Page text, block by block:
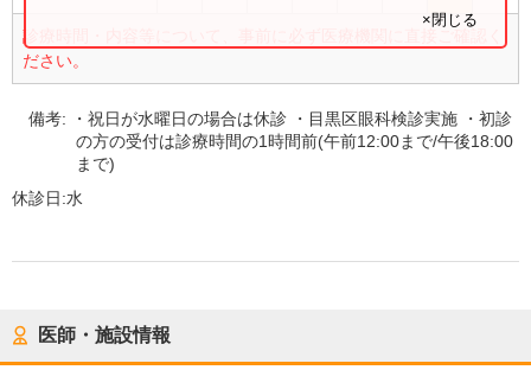
診療時間・内容等について、事前に必ず医療機関に直接ご確認く
ださい。
×閉じる
備考:
・祝日が水曜日の場合は休診 ・目黒区眼科検診実施 ・初診
の方の受付は診療時間の1時間前(午前12:00まで/午後18:00
まで)
休診日:水
医師・施設情報